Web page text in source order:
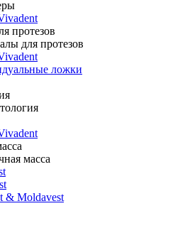
протезов
для протезов
ложки
масса
& Moldavest